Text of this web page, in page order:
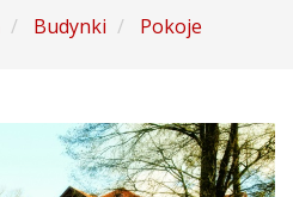
Budynki Pokoje